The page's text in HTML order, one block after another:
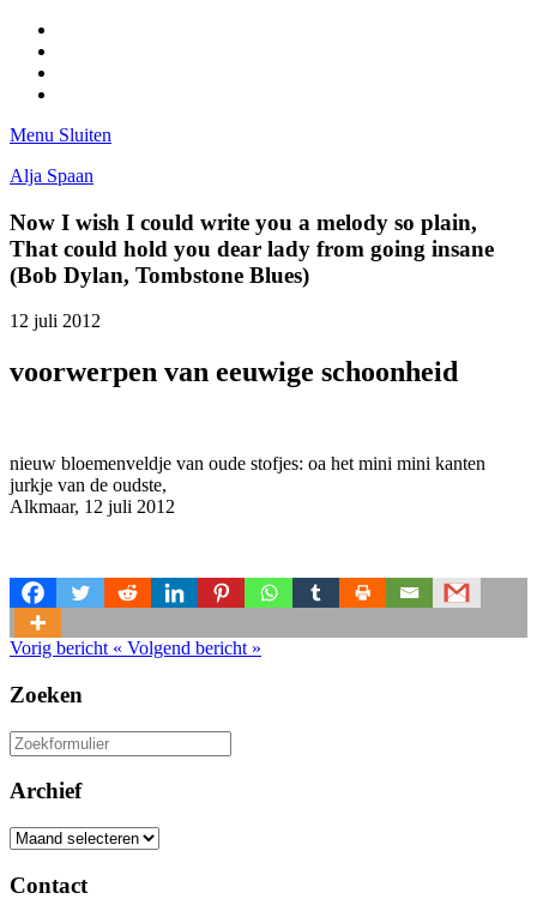
Menu Sluiten
Alja Spaan
Now I wish I could write you a melody so plain,
That could hold you dear lady from going insane
(Bob Dylan, Tombstone Blues)
12 juli 2012
voorwerpen van eeuwige schoonheid
nieuw bloemenveldje van oude stofjes: oa het mini mini kanten
jurkje van de oudste,
Alkmaar, 12 juli 2012
Vorig bericht « Volgend bericht »
Zoeken
Zoeken
naar:
Archief
Archief
Contact